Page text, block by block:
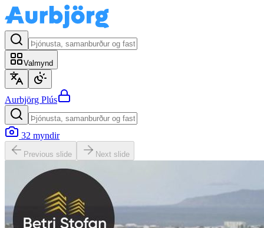
Valmynd
Aurbjörg Plús
32 myndir
Previous slide Next slide